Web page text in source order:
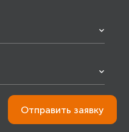
Отправить заявку